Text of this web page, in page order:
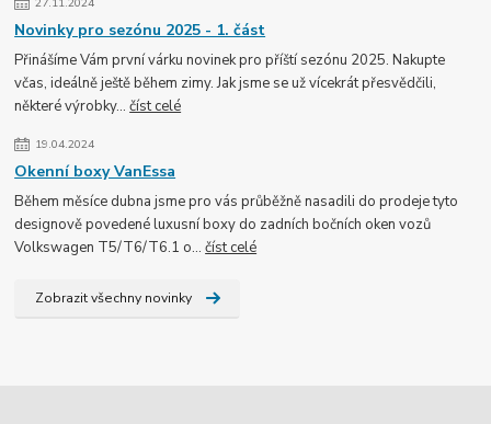
Novinky pro sezónu 2025 - 1. část
Přinášíme Vám první várku novinek pro příští sezónu 2025. Nakupte
včas, ideálně ještě během zimy. Jak jsme se už vícekrát přesvědčili,
některé výrobky...číst celé
19.04.2024
Okenní boxy VanEssa
Během měsíce dubna jsme pro vás průběžně nasadili do prodeje tyto
designově povedené luxusní boxy do zadních bočních oken vozů
Volkswagen T5/T6/T6.1 o...číst celé
Zobrazit všechny novinky